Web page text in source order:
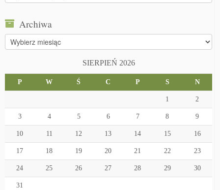
Archiwa
Archiwa
SIERPIEŃ 2026
P W Ś C P S N
1 2
3 4 5 6 7 8 9
10 11 12 13 14 15 16
17 18 19 20 21 22 23
24 25 26 27 28 29 30
31